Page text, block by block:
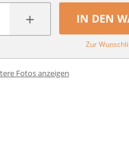
+ IN DEN
Zur
Fotos anzeigen